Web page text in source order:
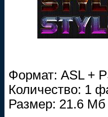
Формат: ASL +
Количество: 1
Размер: 21.6 Mб